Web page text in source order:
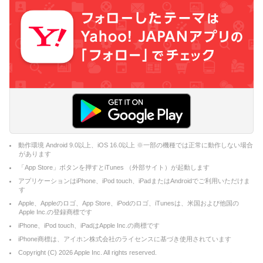
動作環境 Android 9.0以上、iOS 16.0以上 ※一部の機種では正常に動作しない場合
があります
「App Store」ボタンを押すとiTunes （外部サイト）が起動します
アプリケーションはiPhone、iPod touch、iPadまたはAndroidでご利用いただけま
す
Apple、Appleのロゴ、App Store、iPodのロゴ、iTunesは、米国および他国の
Apple Inc.の登録商標です
iPhone、iPod touch、iPadはApple Inc.の商標です
iPhone商標は、アイホン株式会社のライセンスに基づき使用されています
Copyright (C) 2026Apple Inc. All rights reserved.